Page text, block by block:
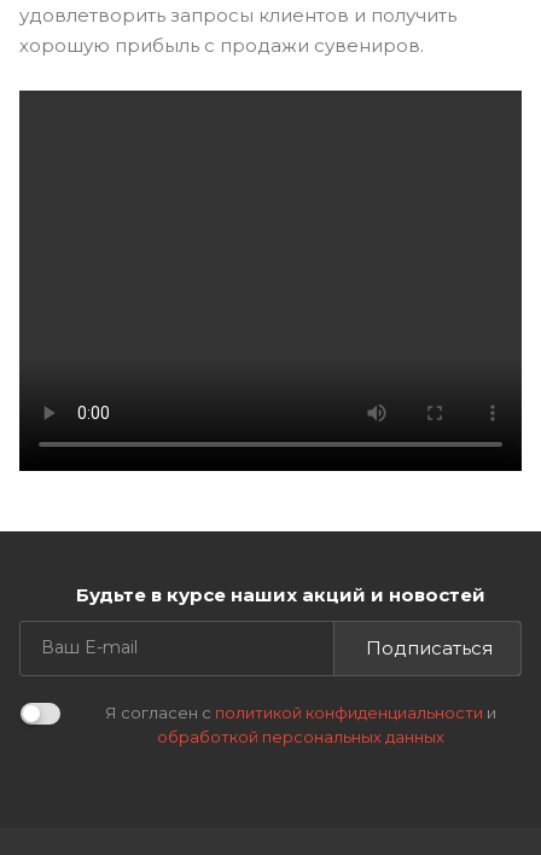
удовлетворить запросы клиентов и получить
хорошую прибыль с продажи сувениров.
Будьте в курсе наших акций и новостей
Подписаться
Я согласен с политикой конфиденциальности и
обработкой персональных данных